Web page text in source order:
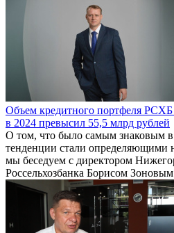
Объем кредитного портфеля
в 2024 превысил 55,5 млрд рублей
О том, что было самым знаковым в
тенденции стали определяющими
мы беседуем с директором
Россельхозбанка Борисом